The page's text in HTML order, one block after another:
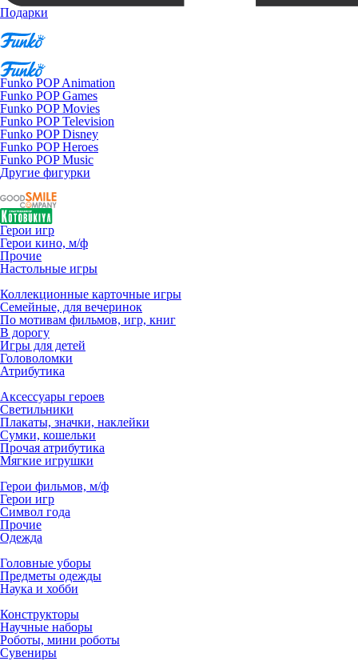
Подарки
Funko POP Animation
Funko POP Games
Funko POP Movies
Funko POP Television
Funko POP Disney
Funko POP Heroes
Funko POP Music
Другие фигурки
Герои игр
Герои кино, м/ф
Прочие
Настольные игры
Коллекционные карточные игры
Семейные, для вечеринок
По мотивам фильмов, игр, книг
В дорогу
Игры для детей
Головоломки
Атрибутика
Аксессуары героев
Светильники
Плакаты, значки, наклейки
Сумки, кошельки
Прочая атрибутика
Мягкие игрушки
Герои фильмов, м/ф
Герои игр
Символ года
Прочие
Одежда
Головные уборы
Предметы одежды
Наука и хобби
Конструкторы
Научные наборы
Роботы, мини роботы
Сувениры